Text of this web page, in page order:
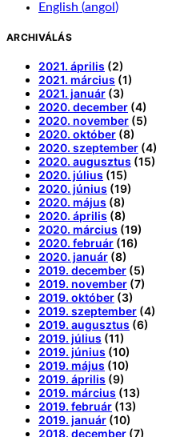
English (angol )
ARCHIVÁLÁS
2021. április (2)
2021. március (1)
2021. január (3)
2020. december (4)
2020. november (5)
2020. október (8)
2020. szeptember (4)
2020. augusztus (15)
2020. július (15)
2020. június (19)
2020. május (8)
2020. április (8)
2020. március (19)
2020. február (16)
2020. január (8)
2019. december (5)
2019. november (7)
2019. október (3)
2019. szeptember (4)
2019. augusztus (6)
2019. július (11)
2019. június (10)
2019. május (10)
2019. április (9)
2019. március (13)
2019. február (13)
2019. január (10)
2018. december (7)